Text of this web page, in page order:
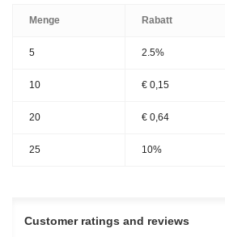
Menge Rabatt
5 2.5%
10 € 0,15
20 € 0,64
25 10%
Customer ratings and reviews